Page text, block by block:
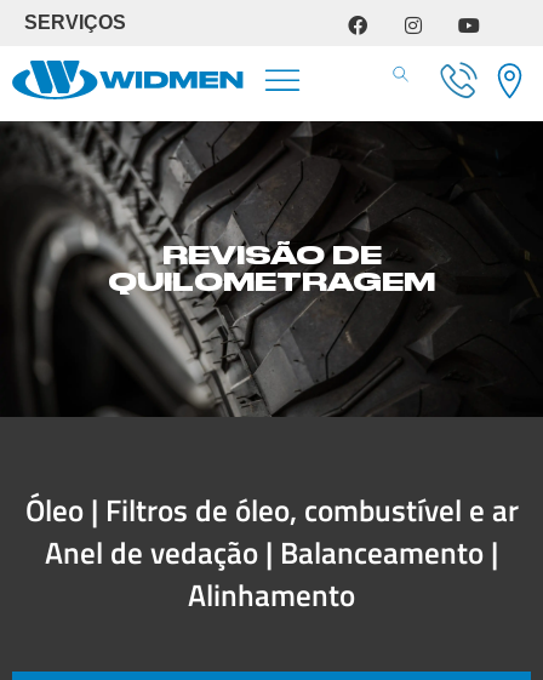
SERVIÇOS
REVISÃO DE
QUILOMETRAGEM
Óleo | Filtros de óleo, combustível e ar
Anel de vedação | Balanceamento |
Alinhamento